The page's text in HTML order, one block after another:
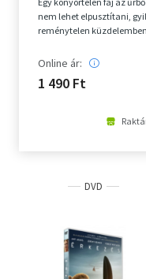
Zene és musical
Képregény adaptációk
A Bookline kedvencei
Adomány
nem lehet elpusztítani,
reménytelen
Online ár:
1 490 Ft
DVD